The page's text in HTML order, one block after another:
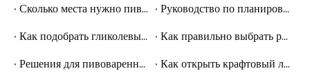
Сколько места нужно пивоварне? Планирование площади в квадратных метрах для малых и средних пивоваренных заводов
Руководство по планированию планировки пивоваренного завода: как разработать эффективный производственный процесс
Как подобрать гликолевый охладитель для системы ферментации пивоварни
Как правильно выбрать размер ферментера для пивоварни в соответствии с вашим производственным планом
Решения для пивоваренного завода «под ключ»: что следует учитывать при планировании комплексной установки пивоварни
Как открыть крафтовый ликеро-водочный завод: руководство по оборудованию для малого и среднего производства